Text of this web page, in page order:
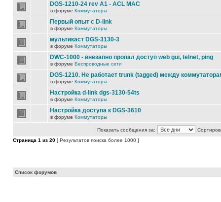
DGS-1210-24 rev A1 - ACL MAC
в форуме Коммутаторы
Первый опыт с D-link
в форуме Коммутаторы
мультикаст DGS-3130-3
в форуме Коммутаторы
DWC-1000 - внезапно пропал доступ web gui, telnet, ping
в форуме Беспроводные сети
DGS-1210. Не работает trunk (tagged) между
в форуме Коммутаторы
Настройка d-link dgs-3130-54ts
в форуме Коммутаторы
Настройка доступа к DGS-3610
в форуме Коммутаторы
Показать сообщения за:
Страница 1 из 20 [ Результатов поиска более 1000 ]
Список форумов